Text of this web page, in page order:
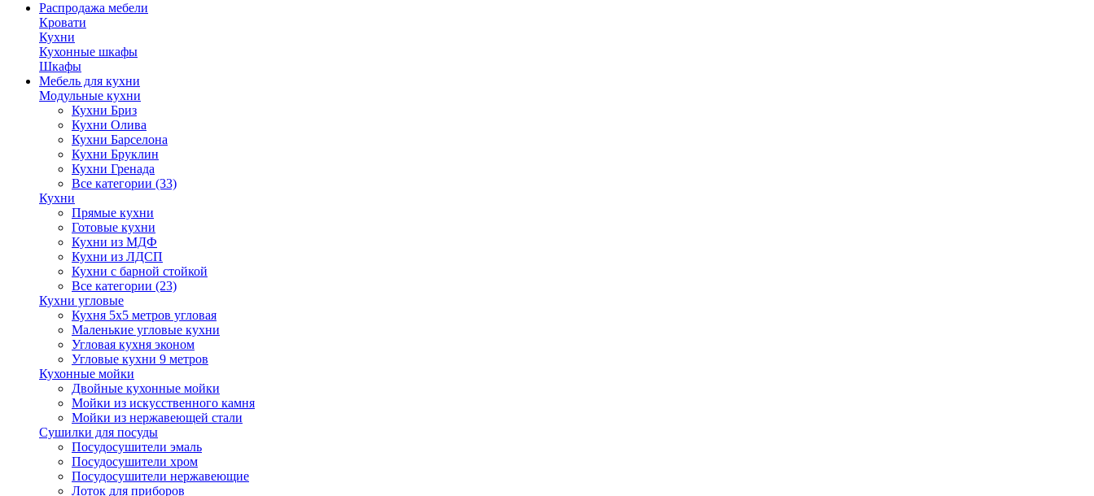
Распродажа мебели
Кровати
Кухни
Кухонные шкафы
Шкафы
Мебель для кухни
Модульные кухни
Кухни Бриз
Кухни Олива
Кухни Барселона
Кухни Бруклин
Кухни Гренада
Все категории (33)
Кухни
Прямые кухни
Готовые кухни
Кухни из МДФ
Кухни из ЛДСП
Кухни с барной стойкой
Все категории (23)
Кухни угловые
Кухня 5х5 метров угловая
Маленькие угловые кухни
Угловая кухня эконом
Угловые кухни 9 метров
Кухонные мойки
Двойные кухонные мойки
Мойки из искусственного камня
Мойки из нержавеющей стали
Сушилки для посуды
Посудосушители эмаль
Посудосушители хром
Посудосушители нержавеющие
Лоток для приборов